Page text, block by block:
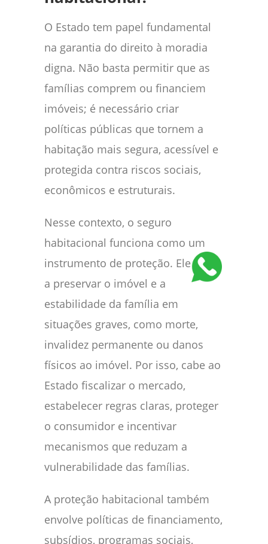
O Estado tem papel fundamental
na garantia do direito à moradia
digna. Não basta permitir que as
famílias comprem ou financiem
imóveis; é necessário criar
políticas públicas que tornem a
habitação mais segura, acessível e
protegida contra riscos sociais,
econômicos e estruturais.
Nesse contexto, o seguro
habitacional funciona como um
instrumento de proteção. Ele ajuda
a preservar o imóvel e a
estabilidade da família em
situações graves, como morte,
invalidez permanente ou danos
físicos ao imóvel. Por isso, cabe ao
Estado fiscalizar o mercado,
estabelecer regras claras, proteger
o consumidor e incentivar
mecanismos que reduzam a
vulnerabilidade das famílias.
A proteção habitacional também
envolve políticas de financiamento,
subsídios, programas sociais,